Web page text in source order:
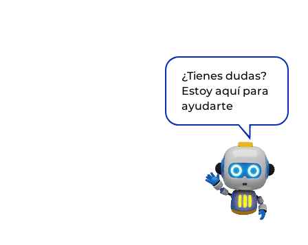
¿Tienes dudas?
Estoy aquí para
ayudarte